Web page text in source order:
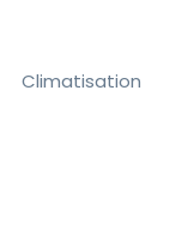
Climatisation